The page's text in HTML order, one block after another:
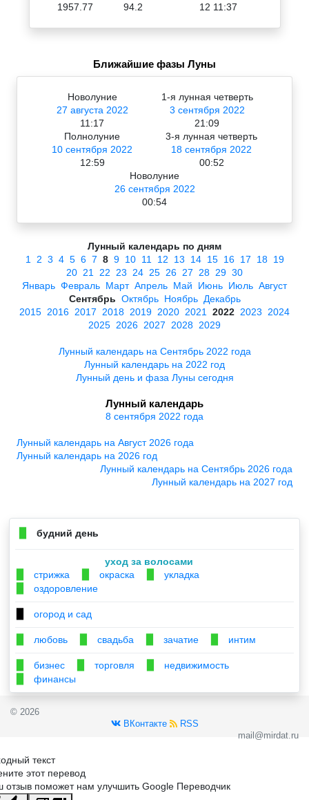
1957.77 94.2 12 11:37
Ближайшие фазы Луны
Новолуние
27 августа 2022
11:17
1-я лунная четверть
3 сентября 2022
21:09
Полнолуние
10 сентября 2022
12:59
3-я лунная четверть
18 сентября 2022
00:52
Новолуние
26 сентября 2022
00:54
Лунный календарь по дням
1
2 3 4 5 6 7 8 9 10 11 12 13 14 15 16 17 18 19
20 21 22 23 24 25 26 27 28 29 30
Январь Февраль Март Апрель Май Июнь Июль Август
Сентябрь Октябрь Ноябрь Декабрь
2015 2016 2017 2018 2019 2020 2021 2022 2023
2024
2025 2026 2027 2028 2029
Лунный календарь на Сентябрь 2022 года
Лунный календарь на 2022 год
Лунный день и фаза Луны сегодня
Лунный календарь
8 сентября 2022 года
Лунный календарь на Август 2026 года
Лунный календарь на 2026 год
Лунный календарь на Сентябрь 2026 года
Лунный календарь на 2027 год
будний день
уход за волосами
стрижка окраска укладка
оздоровление
огород и сад
любовь свадьба зачатие интим
бизнес торговля недвижимость
финансы
© 2026
ВКонтакте
RSS
mail@mirdat.ru
текст
этот перевод
отзыв поможет нам улучшить Google Переводчик